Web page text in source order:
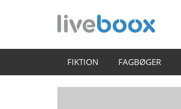
FIKTION FAGBØGER